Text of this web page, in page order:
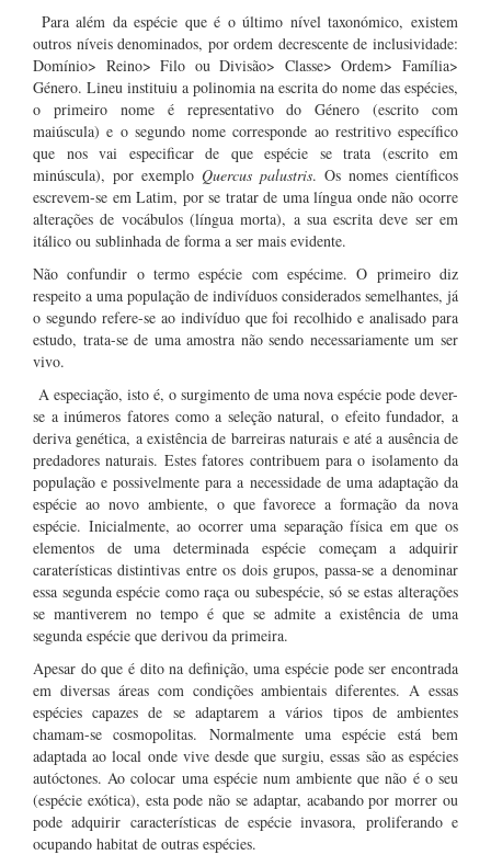
Para além da espécie que é o último nível taxonómico, existem
outros níveis denominados, por ordem decrescente de inclusividade:
Domínio> Reino> Filo ou Divisão> Classe> Ordem> Família>
Género. Lineu instituiu a polinomia na escrita do nome das espécies,
o primeiro nome é representativo do Género (escrito com
maiúscula) e o segundo nome corresponde ao restritivo específico
que nos vai especificar de que espécie se trata (escrito em
minúscula), por exemplo Quercus palustris. Os nomes científicos
escrevem-se em Latim, por se tratar de uma língua onde não ocorre
alterações de vocábulos (língua morta), a sua escrita deve ser em
itálico ou sublinhada de forma a ser mais evidente.
Não confundir o termo espécie com espécime. O primeiro diz
respeito a uma população de indivíduos considerados semelhantes, já
o segundo refere-se ao indivíduo que foi recolhido e analisado para
estudo, trata-se de uma amostra não sendo necessariamente um ser
vivo.
A especiação, isto é, o surgimento de uma nova espécie pode dever-
se a inúmeros fatores como a seleção natural, o efeito fundador, a
deriva genética, a existência de barreiras naturais e até a ausência de
predadores naturais. Estes fatores contribuem para o isolamento da
população e possivelmente para a necessidade de uma adaptação da
espécie ao novo ambiente, o que favorece a formação da nova
espécie. Inicialmente, ao ocorrer uma separação física em que os
elementos de uma determinada espécie começam a adquirir
caraterísticas distintivas entre os dois grupos, passa-se a denominar
essa segunda espécie como raça ou subespécie, só se estas alterações
se mantiverem no tempo é que se admite a existência de uma
segunda espécie que derivou da primeira.
Apesar do que é dito na definição, uma espécie pode ser encontrada
em diversas áreas com condições ambientais diferentes. A essas
espécies capazes de se adaptarem a vários tipos de ambientes
chamam-se cosmopolitas. Normalmente uma espécie está bem
adaptada ao local onde vive desde que surgiu, essas são as espécies
autóctones. Ao colocar uma espécie num ambiente que não é o seu
(espécie exótica), esta pode não se adaptar, acabando por morrer ou
pode adquirir características de espécie invasora, proliferando e
ocupando habitat de outras espécies.